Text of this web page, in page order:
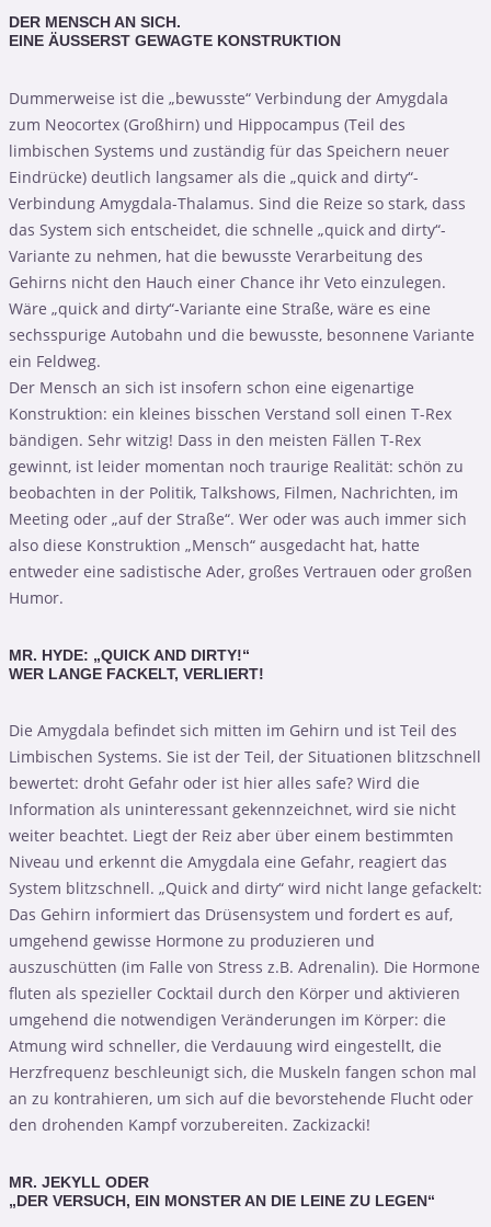
DER MENSCH AN SICH.
EINE ÄUSSERST GEWAGTE KONSTRUKTION
Dummerweise ist die „bewusste“ Verbindung der Amygdala
zum Neocortex (Großhirn) und Hippocampus (Teil des
limbischen Systems und zuständig für das Speichern neuer
Eindrücke) deutlich langsamer als die „quick and dirty“-
Verbindung Amygdala-Thalamus. Sind die Reize so stark, dass
das System sich entscheidet, die schnelle „quick and dirty“-
Variante zu nehmen, hat die bewusste Verarbeitung des
Gehirns nicht den Hauch einer Chance ihr Veto einzulegen.
Wäre „quick and dirty“-Variante eine Straße, wäre es eine
sechsspurige Autobahn und die bewusste, besonnene Variante
ein Feldweg.
Der Mensch an sich ist insofern schon eine eigenartige
Konstruktion: ein kleines bisschen Verstand soll einen T-Rex
bändigen. Sehr witzig! Dass in den meisten Fällen T-Rex
gewinnt, ist leider momentan noch traurige Realität: schön zu
beobachten in der Politik, Talkshows, Filmen, Nachrichten, im
Meeting oder „auf der Straße“. Wer oder was auch immer sich
also diese Konstruktion „Mensch“ ausgedacht hat, hatte
entweder eine sadistische Ader, großes Vertrauen oder großen
Humor.
MR. HYDE: „QUICK AND DIRTY!“
WER LANGE FACKELT, VERLIERT!
Die Amygdala befindet sich mitten im Gehirn und ist Teil des
Limbischen Systems. Sie ist der Teil, der Situationen blitzschnell
bewertet: droht Gefahr oder ist hier alles safe? Wird die
Information als uninteressant gekennzeichnet, wird sie nicht
weiter beachtet. Liegt der Reiz aber über einem bestimmten
Niveau und erkennt die Amygdala eine Gefahr, reagiert das
System blitzschnell. „Quick and dirty“ wird nicht lange gefackelt:
Das Gehirn informiert das Drüsensystem und fordert es auf,
umgehend gewisse Hormone zu produzieren und
auszuschütten (im Falle von Stress z.B. Adrenalin). Die Hormone
fluten als spezieller Cocktail durch den Körper und aktivieren
umgehend die notwendigen Veränderungen im Körper: die
Atmung wird schneller, die Verdauung wird eingestellt, die
Herzfrequenz beschleunigt sich, die Muskeln fangen schon mal
an zu kontrahieren, um sich auf die bevorstehende Flucht oder
den drohenden Kampf vorzubereiten. Zackizacki!
MR. JEKYLL ODER
„DER VERSUCH, EIN MONSTER AN DIE LEINE ZU LEGEN“